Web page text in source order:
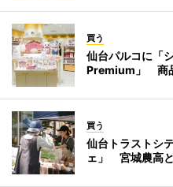
買う
仙台パルコに「
Premium」 商
買う
仙台トラストシ
ェ」 宮城農高